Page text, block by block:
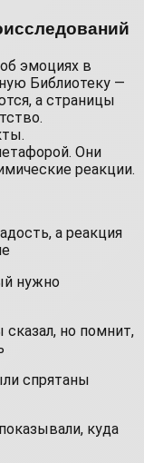
эмоциях в
Библиотеку —
а страницы
Они
реакции.
а реакция
нужно
но помнит,
спрятаны
куда